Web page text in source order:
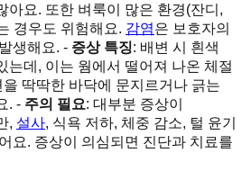
아요. 또한 벼룩이 많은 환경(잔디,
경우도 위험해요. 감염은 보호자의
생해요. - 증상 특징: 배변 시 흰색
는데, 이는 웜에서 떨어져 나온 체절
딱딱한 바닥에 문지르거나 긁는
. - 주의 필요: 대부분 증상이
, 설사, 식욕 저하, 체중 감소, 털 윤기
요. 증상이 의심되면 진단과 치료를